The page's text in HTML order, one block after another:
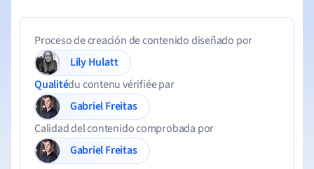
Proceso de creación de contenido diseñado por
Lily Hulatt
Qualitédu contenu vérifiée par
Gabriel Freitas
Calidad del contenido comprobada por
Gabriel Freitas